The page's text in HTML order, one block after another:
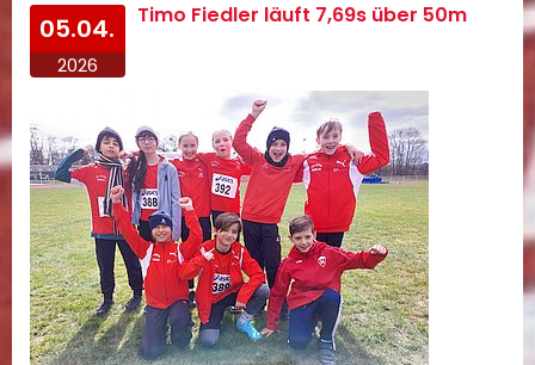
05.04.
2026
Timo Fiedler läuft 7,69s über 50m